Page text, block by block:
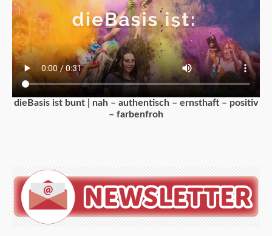
dieBasis ist bunt | nah – authentisch – ernsthaft – positiv
– farbenfroh